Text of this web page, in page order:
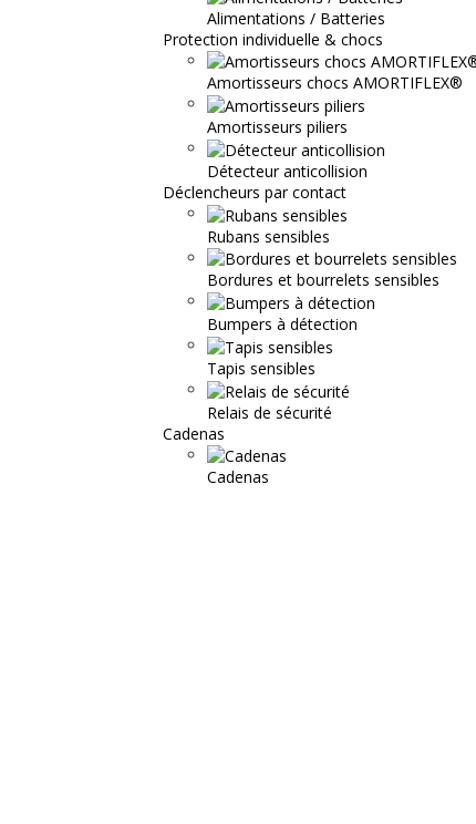
Alimentations / Batteries
Protection individuelle & chocs
Amortisseurs chocs AMORTIFLEX®
Amortisseurs piliers
Détecteur anticollision
Déclencheurs par contact
Rubans sensibles
Bordures et bourrelets sensibles
Bumpers à détection
Tapis sensibles
Relais de sécurité
Cadenas
Cadenas